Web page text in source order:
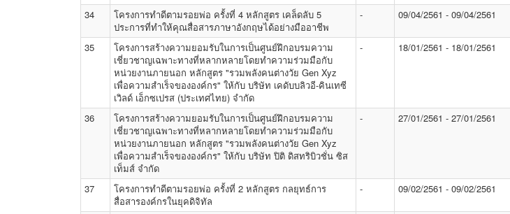
34
โครงการทำดีตามรอยพ่อ ครั้งที่ 4 หลักสูตร เคล็ดลับ 5
ประการที่ทำให้คุณสื่อสารภาษาอังกฤษได้อย่างมืออาชีพ
- 09/04/2561 - 09/04/2561
35
โครงการสร้างความยอมรับในการเป็นศูนย์ฝึกอบรมความ
เชี่ยวชาญเฉพาะทางที่หลากหลายโดยทำความร่วมมือกับ
หน่วยงานภายนอก หลักสูตร "รวมพลังคนต่างวัย Gen Xyz
เพื่อความสำเร็จขององค์กร" ให้กับ บริษัท เคดับบลิวอี-คินเทซี
เวิลด์ เอ็กซเปรส (ประเทศไทย) จำกัด
- 18/01/2561 - 18/01/2561
36
โครงการสร้างความยอมรับในการเป็นศูนย์ฝึกอบรมความ
เชี่ยวชาญเฉพาะทางที่หลากหลายโดยทำความร่วมมือกับ
หน่วยงานภายนอก หลักสูตร "รวมพลังคนต่างวัย Gen Xyz
เพื่อความสำเร็จขององค์กร" ให้กับ บริษัท ปิติ ดิสทริบิวชั่น ซิส
เท็มส์ จำกัด
- 27/01/2561 - 27/01/2561
37
โครงการทำดีตามรอยพ่อ ครั้งที่ 2 หลักสูตร กลยุทธ์การ
สื่อสารองค์กรในยุคดิจิทัล
- 09/02/2561 - 09/02/2561